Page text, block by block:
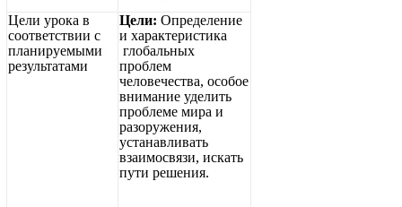
Цели урока в
соответствии с
планируемыми
результатами
Цели: Определение
и характеристика
глобальных
проблем
человечества, особое
внимание уделить
проблеме мира и
разоружения,
устанавливать
взаимосвязи, искать
пути решения.